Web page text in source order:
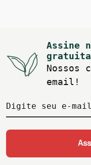
Assine
gratuita
Nossos
email!
Digite seu e-mail